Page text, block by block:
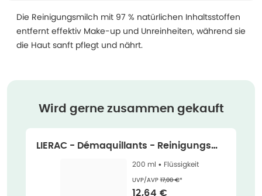
Die Reinigungsmilch mit 97 % natürlichen Inhaltsstoffen
entfernt effektiv Make-up und Unreinheiten, während sie
die Haut sanft pflegt und nährt.
Wird gerne zusammen gekauft
LIERAC - Démaquillants - Reinigungsmil
ch 200 ml
200 ml • Flüssigkeit
UVP/AVPEhemaliger Preis (U V P)
17,00 €*
Verkaufspreis
12,64 €